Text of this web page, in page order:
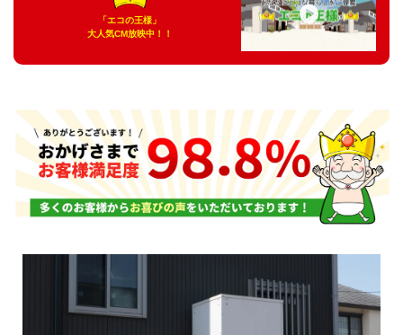
「エコの王様」
大人気CM放映中！！